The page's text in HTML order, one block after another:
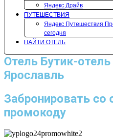
Яндекс Драйв
ПУТЕШЕСТВИЯ
Яндекс Путешествия
сегодня
НАЙТИ ОТЕЛЬ
Отель Бутик-
Ярославль
Забронировать со
промокоду